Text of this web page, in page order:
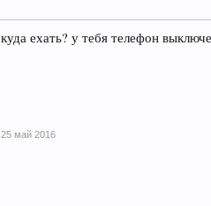
куда ехать? у тебя телефон
25 май 2016